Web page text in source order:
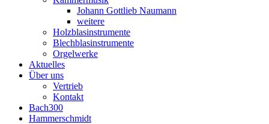
Johann Gottlieb Naumann
weitere
Holzblasinstrumente
Blechblasinstrumente
Orgelwerke
Aktuelles
Über uns
Vertrieb
Kontakt
Bach300
Hammerschmidt